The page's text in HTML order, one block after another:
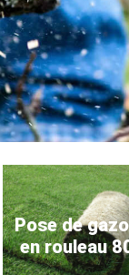
Pose de
en rouleau